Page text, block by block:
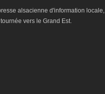
alsacienne d'information locale,
vers le Grand Est.